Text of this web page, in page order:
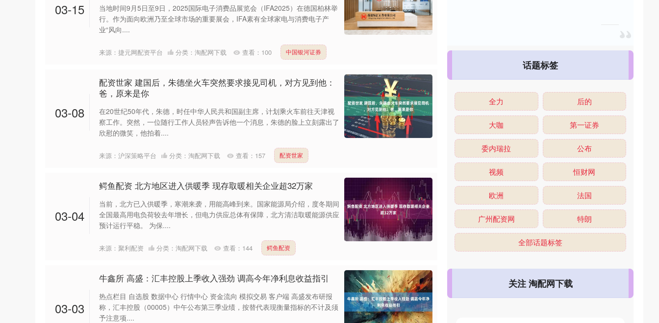
03-15
当地时间9月5日至9日，2025国际电子消费品展览会（IFA2025）在德国柏林举
行。作为面向欧洲乃至全球市场的重要展会，IFA素有全球家电与消费电子产
业“风向....
来源：捷元网配资平台 分类： 淘配网下载 查看： 100 中国银河证券
03-08
配资世家 建国后，朱德坐火车突然要求接见司机，对方见到他：
爸，原来是你
在20世纪50年代，朱德，时任中华人民共和国副主席，计划乘火车前往天津视
察工作。突然，一位随行工作人员轻声告诉他一个消息，朱德的脸上立刻露出了
欣慰的微笑，他拍着....
来源：沪深策略平台 分类： 淘配网下载 查看： 157 配资世家
03-04
鳄鱼配资 北方地区进入供暖季 现存取暖相关企业超32万家
当前，北方已入供暖季，寒潮来袭，用能高峰到来。国家能源局介绍，度冬期间
全国最高用电负荷较去年增长，但电力供应总体有保障，北方清洁取暖能源供应
预计运行平稳。 为保....
来源：聚利配资 分类： 淘配网下载 查看： 144 鳄鱼配资
03-03
牛鑫所 高盛：汇丰控股上季收入强劲 调高今年净利息收益指引
热点栏目 自选股 数据中心 行情中心 资金流向 模拟交易 客户端 高盛发布研报
称，汇丰控股（00005）中午公布第三季业绩，按替代表现衡量指标的不计及须
予注意项....
话题标签
全力 后的
大咖 第一证券
委内瑞拉 公布
视频 恒财网
欧洲 法国
广州配资网 特朗
全部话题标签
关注 淘配网下载